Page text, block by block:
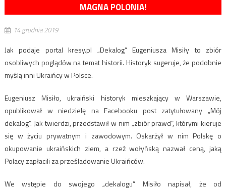
MAGNA POLONIA!
14 grudnia 2019
Jak podaje portal kresy.pl „Dekalog” Eugeniusza Misiły to zbiór
osobliwych poglądów na temat historii. Historyk sugeruje, że podobnie
myślą inni Ukraińcy w Polsce.
Eugeniusz Misiło, ukraiński historyk mieszkający w Warszawie,
opublikował w niedzielę na Facebooku post zatytułowany „Mój
dekalog”. Jak twierdzi, przedstawił w nim „zbiór prawd”, którymi kieruje
się w życiu prywatnym i zawodowym. Oskarżył w nim Polskę o
okupowanie ukraińskich ziem, a rzeź wołyńską nazwał ceną, jaką
Polacy zapłacili za prześladowanie Ukraińców.
We wstępie do swojego „dekalogu” Misiło napisał, że od